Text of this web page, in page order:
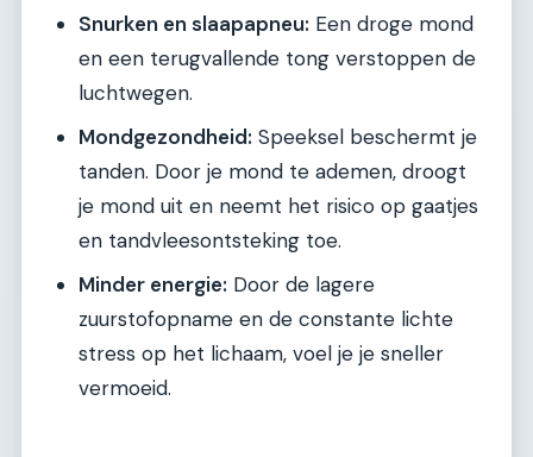
Snurken en slaapapneu: Een droge mond
en een terugvallende tong verstoppen de
luchtwegen.
Mondgezondheid: Speeksel beschermt je
tanden. Door je mond te ademen, droogt
je mond uit en neemt het risico op gaatjes
en tandvleesontsteking toe.
Minder energie: Door de lagere
zuurstofopname en de constante lichte
stress op het lichaam, voel je je sneller
vermoeid.